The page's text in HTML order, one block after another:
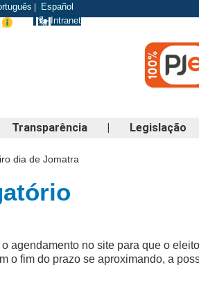
Español
Intranet
Transparência | Legislação
dia de Jomatra
no site para que o
o fim do prazo se aproximando, a